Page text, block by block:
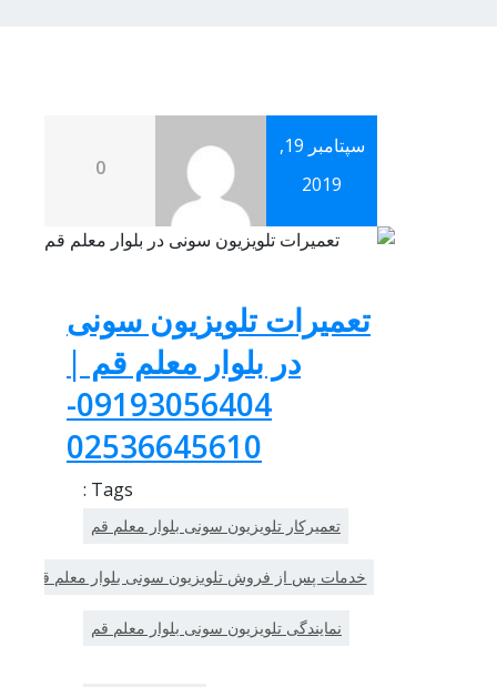
سپتامبر 19,
2019
0
تعمیرات تلویزیون سونی
در بلوار معلم قم |
09193056404-
02536645610
Tags :
تعمیرکار تلویزیون سونی بلوار معلم قم
خدمات پس از فروش تلویزیون سونی بلوار معلم قم
نمایندگی تلویزیون سونی بلوار معلم قم